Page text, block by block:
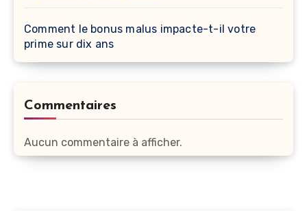
Comment le bonus malus impacte-t-il votre
prime sur dix ans
Commentaires
Aucun commentaire à afficher.